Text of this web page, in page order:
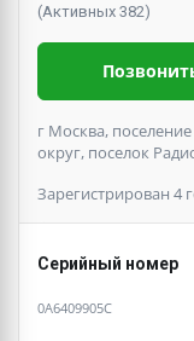
(Активных 382)
г Москва,
округ, поселок
Зарегистрирован 4
Серийный номер
0A6409905C